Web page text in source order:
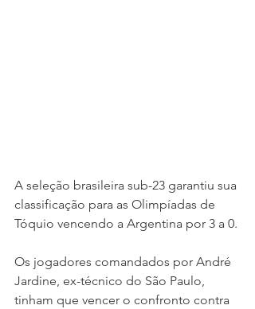
A seleção brasileira sub-23 garantiu sua
classificação para as Olimpíadas de
Tóquio vencendo a Argentina por 3 a 0.
Os jogadores comandados por André
Jardine, ex-técnico do São Paulo,
tinham que vencer o confronto contra